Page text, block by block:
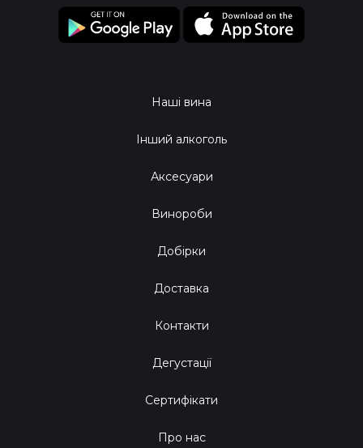
Наші вина
Інший алкоголь
Аксесуари
Винороби
Добірки
Доставка
Контакти
Дегустації
Сертифікати
Про нас